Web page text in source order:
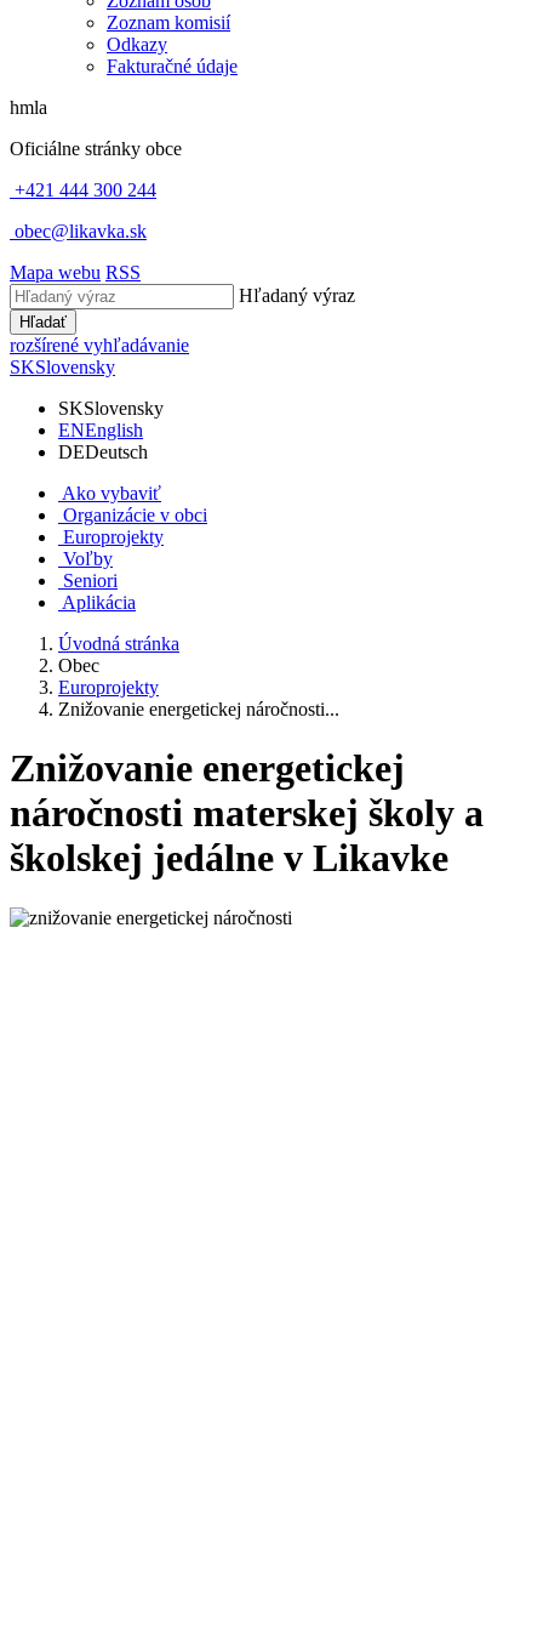
Zoznam komisií
Odkazy
Fakturačné údaje
hmla
Oficiálne stránky obce
+421 444 300 244
obec@likavka.sk
Mapa webu RSS
Hľadaný výraz
Hľadať
rozšírené vyhľadávanie
SKSlovensky
SKSlovensky
ENEnglish
DEDeutsch
Ako vybaviť
Organizácie v obci
Europrojekty
Voľby
Seniori
Aplikácia
Úvodná stránka
Obec
Europrojekty
Znižovanie energetickej náročnosti...
Znižovanie energetickej
náročnosti materskej školy a
školskej jedálne v Likavke